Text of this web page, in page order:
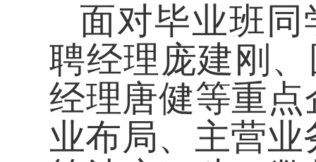
面对毕业班
聘经理庞建刚
经理唐健等重点
业布局、主营